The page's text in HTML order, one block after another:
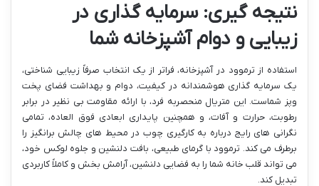
نتیجه گیری: سرمایه گذاری در
زیبایی و دوام آشپزخانه شما
استفاده از ترموود در آشپزخانه، فراتر از یک انتخاب صرفاً زیبایی شناختی،
یک سرمایه گذاری هوشمندانه در کیفیت، دوام و بهداشت فضای پخت
وپز شماست. این متریال منحصربه فرد، با ارائه مقاومت بی نظیر در برابر
رطوبت، حرارت و آفات، و همچنین پایداری ابعادی فوق العاده، تمامی
نگرانی های رایج درباره به کارگیری چوب در محیط های چالش برانگیز را
برطرف می کند. ترموود با گرمای طبیعی، بافت دلنشین و جلوه لوکس خود،
می تواند قلب خانه شما را به فضایی دلنشین، آرامش بخش و کاملاً کاربردی
تبدیل کند.